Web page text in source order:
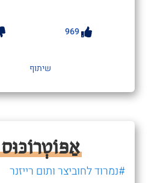
969
שיתוף
אַפּוֹטְרוֹכּוּס
#נמרוד לחוביצר ותום רייזנר